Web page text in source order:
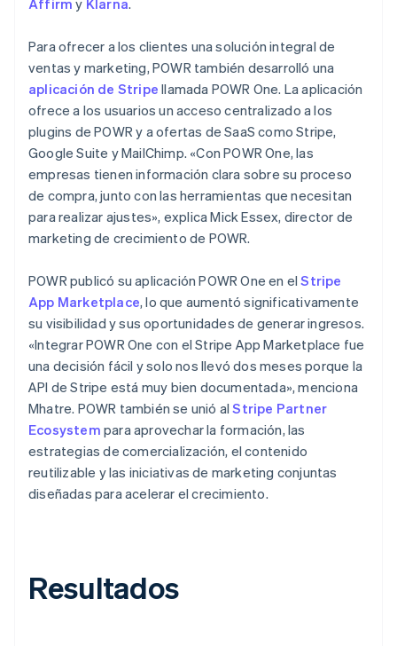
Para ofrecer a los clientes una solución integral de
ventas y marketing, POWR también desarrolló una
aplicación de Stripe llamada POWR One. La aplicación
ofrece a los usuarios un acceso centralizado a los
plugins de POWR y a ofertas de SaaS como Stripe,
Google Suite y MailChimp. «Con POWR One, las
empresas tienen información clara sobre su proceso
de compra, junto con las herramientas que necesitan
para realizar ajustes», explica Mick Essex, director de
marketing de crecimiento de POWR.
POWR publicó su aplicación POWR One en elStripe
App Marketplace, lo que aumentó significativamente
su visibilidad y sus oportunidades de generar ingresos.
«Integrar POWR One con el Stripe App Marketplace fue
una decisión fácil y solo nos llevó dos meses porque la
API de Stripe está muy bien documentada», menciona
Mhatre. POWR también se unió alStripe Partner
Ecosystem para aprovechar la formación, las
estrategias de comercialización, el contenido
reutilizable y las iniciativas de marketing conjuntas
diseñadas para acelerar el crecimiento.
Resultados